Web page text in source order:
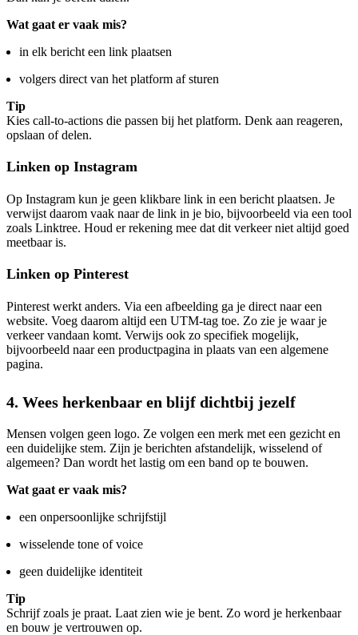
Wat gaat er vaak mis?
in elk bericht een link plaatsen
volgers direct van het platform af sturen
Tip
Kies call-to-actions die passen bij het platform. Denk aan reageren,
opslaan of delen.
Linken op Instagram
Op Instagram kun je geen klikbare link in een bericht plaatsen. Je
verwijst daarom vaak naar de link in je bio, bijvoorbeeld via een tool
zoals Linktree. Houd er rekening mee dat dit verkeer niet altijd goed
meetbaar is.
Linken op Pinterest
Pinterest werkt anders. Via een afbeelding ga je direct naar een
website. Voeg daarom altijd een UTM-tag toe. Zo zie je waar je
verkeer vandaan komt. Verwijs ook zo specifiek mogelijk,
bijvoorbeeld naar een productpagina in plaats van een algemene
pagina.
4. Wees herkenbaar en blijf dichtbij jezelf
Mensen volgen geen logo. Ze volgen een merk met een gezicht en
een duidelijke stem. Zijn je berichten afstandelijk, wisselend of
algemeen? Dan wordt het lastig om een band op te bouwen.
Wat gaat er vaak mis?
een onpersoonlijke schrijfstijl
wisselende tone of voice
geen duidelijke identiteit
Tip
Schrijf zoals je praat. Laat zien wie je bent. Zo word je herkenbaar
en bouw je vertrouwen op.